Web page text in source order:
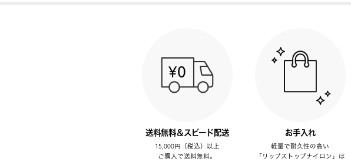
送料無料＆スピード配送
15,000円（税込）以上
ご購入で送料無料。
お手入れ
軽量で耐久性の高い
「リップストップナイロン」は